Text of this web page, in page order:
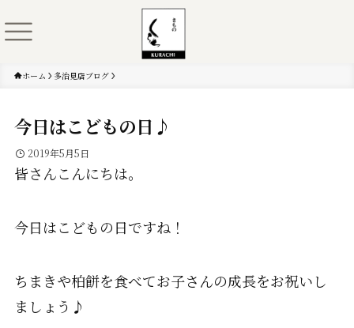
ホーム 多治見店ブログ
今日はこどもの日♪
2019年5月5日
皆さんこんにちは。
今日はこどもの日ですね！
ちまきや柏餅を食べてお子さんの成長をお祝いし
ましょう♪